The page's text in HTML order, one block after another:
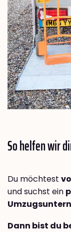
So helfen wir
Du möchtest
und suchst ein
Dann bist du